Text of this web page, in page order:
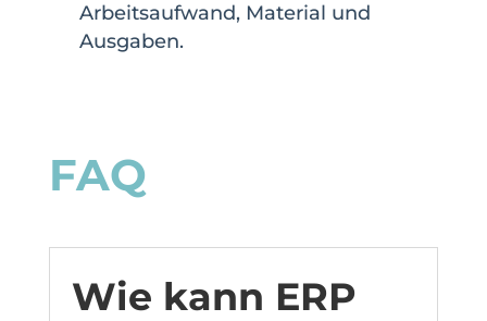
Arbeitsaufwand, Material und
Ausgaben.
FAQ
Wie kann ERP